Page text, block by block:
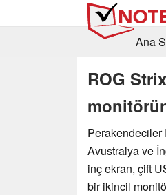
Ana
ROG
Perakendeciler
Avustralya ve
inç ekran, çift
bir ikincil